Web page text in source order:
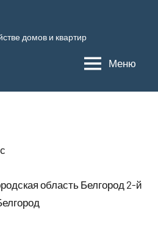
домов и квартир
Меню
область Белгород 2-й